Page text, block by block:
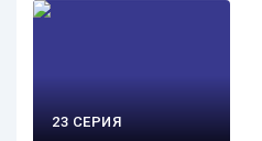
23 СЕРИЯ